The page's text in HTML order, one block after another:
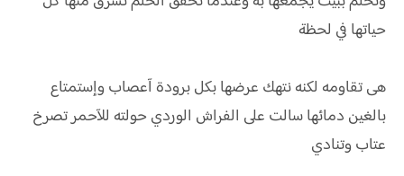
حياتها في لحظة
هى تقاومه لكنه نتهك عرضها بكل برودة آعصاب وإستمتاع
بالغين دمائها سالت على الفراش الوردي حولته للآحمر تصرخ
عتاب وتنادي